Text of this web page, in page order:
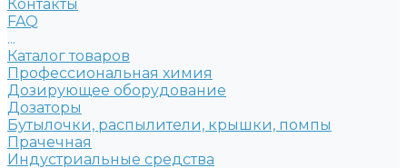
Контакты
FAQ
...
Каталог товаров
Профессиональная химия
Дозирующее оборудование
Дозаторы
Бутылочки, распылители, крышки, помпы
Прачечная
Индустриальные средства